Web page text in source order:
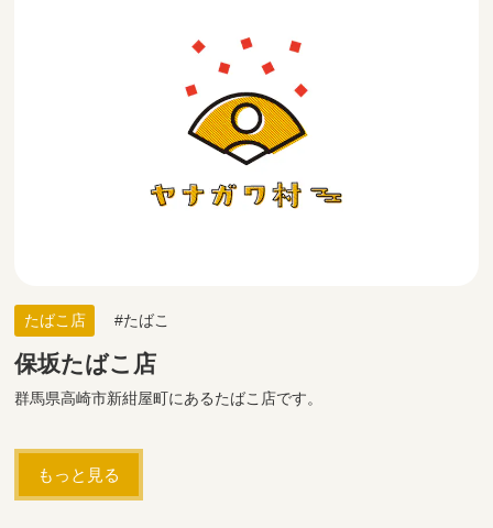
たばこ店 たばこ
保坂たばこ店
群馬県高崎市新紺屋町にあるたばこ店です。
もっと見る